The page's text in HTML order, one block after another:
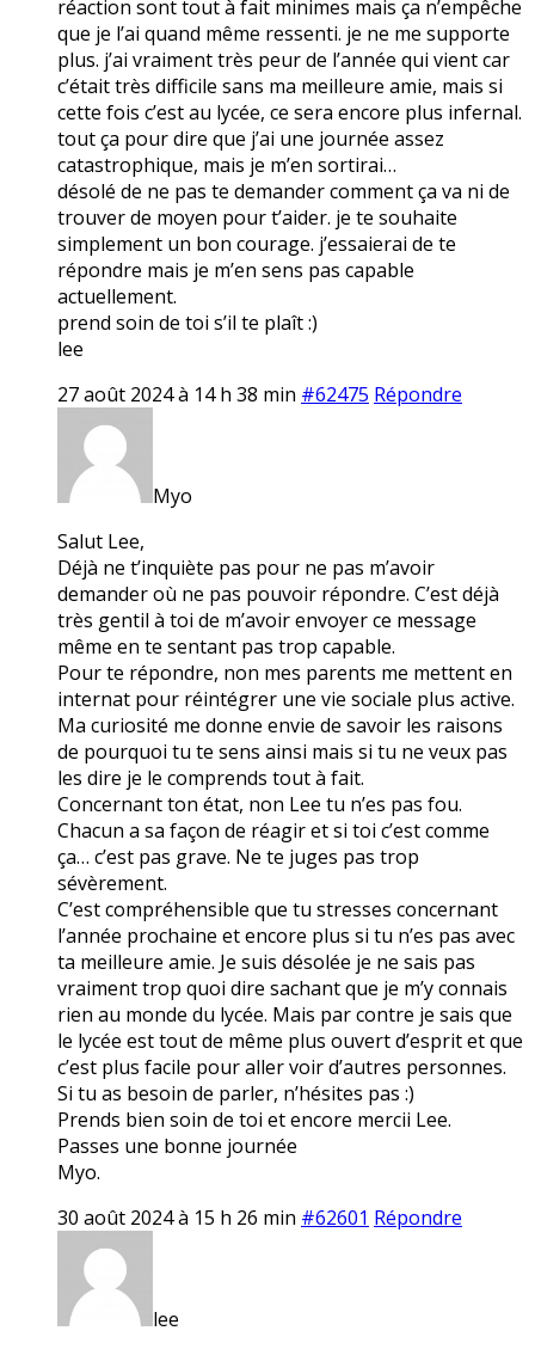
réaction sont tout à fait minimes mais ça n’empêche
que je l’ai quand même ressenti. je ne me supporte
plus. j’ai vraiment très peur de l’année qui vient car
c’était très difficile sans ma meilleure amie, mais si
cette fois c’est au lycée, ce sera encore plus infernal.
tout ça pour dire que j’ai une journée assez
catastrophique, mais je m’en sortirai…
désolé de ne pas te demander comment ça va ni de
trouver de moyen pour t’aider. je te souhaite
simplement un bon courage. j’essaierai de te
répondre mais je m’en sens pas capable
actuellement.
prend soin de toi s’il te plaît :)
lee
27 août 2024 à 14 h 38 min #62475 Répondre
Myo
Salut Lee,
Déjà ne t’inquiète pas pour ne pas m’avoir
demander où ne pas pouvoir répondre. C’est déjà
très gentil à toi de m’avoir envoyer ce message
même en te sentant pas trop capable.
Pour te répondre, non mes parents me mettent en
internat pour réintégrer une vie sociale plus active.
Ma curiosité me donne envie de savoir les raisons
de pourquoi tu te sens ainsi mais si tu ne veux pas
les dire je le comprends tout à fait.
Concernant ton état, non Lee tu n’es pas fou.
Chacun a sa façon de réagir et si toi c’est comme
ça… c’est pas grave. Ne te juges pas trop
sévèrement.
C’est compréhensible que tu stresses concernant
l’année prochaine et encore plus si tu n’es pas avec
ta meilleure amie. Je suis désolée je ne sais pas
vraiment trop quoi dire sachant que je m’y connais
rien au monde du lycée. Mais par contre je sais que
le lycée est tout de même plus ouvert d’esprit et que
c’est plus facile pour aller voir d’autres personnes.
Si tu as besoin de parler, n’hésites pas :)
Prends bien soin de toi et encore mercii Lee.
Passes une bonne journée
Myo.
30 août 2024 à 15 h 26 min #62601 Répondre
lee